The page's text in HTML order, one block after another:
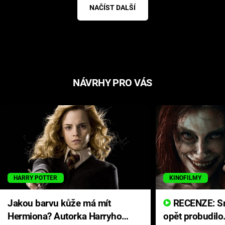
NAČÍST DALŠÍ
NÁVRHY PRO VÁS
HARRY POTTER
Jakou barvu kůže má mít
Hermiona? Autorka Harryho
KINOFILMY
opět